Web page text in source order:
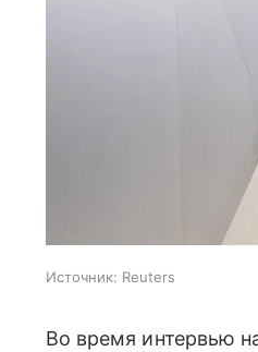
Источник: Reuters
Во время интервью